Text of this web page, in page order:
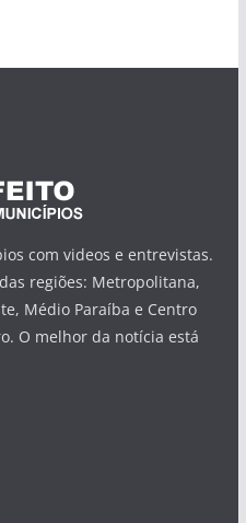
com videos e entrevistas.
regiões: Metropolitana,
Médio Paraíba e Centro
O melhor da notícia está